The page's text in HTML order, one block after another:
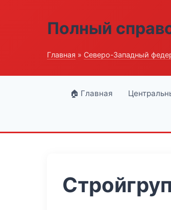
Полный
Главная » Северо-Западный
🏠 Главная